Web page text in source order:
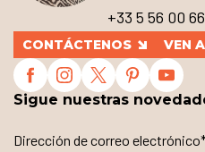
+33 5 56 00
CONTÁCTENOS VEN
Sigue nuestras